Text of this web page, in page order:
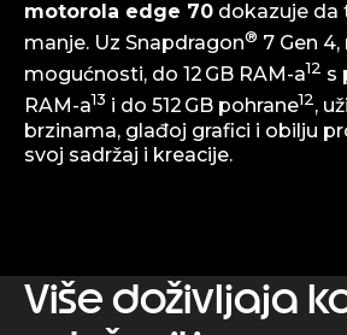
motorola edge 70 dokazuje da
manje. Uz Snapdragon® 7 Gen
mogućnosti, do 12 GB RAM-a12 s
RAM-a13 i do 512 GB pohrane12,
brzinama, glađoj grafici i obilju
svoj sadržaj i kreacije.
Više doživljaja